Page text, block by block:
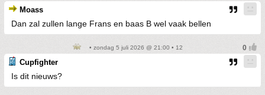
Moass
Dan zal zullen lange Frans en baas B wel vaak bellen
• zondag 5 juli 2026 @ 21:00 • 12
Cupfighter
Is dit nieuws?